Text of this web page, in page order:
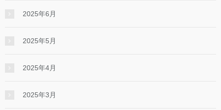
2025年6月
2025年5月
2025年4月
2025年3月